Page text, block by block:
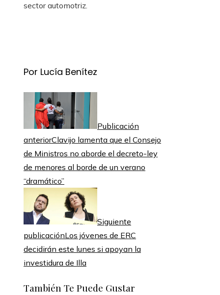
sector automotriz.
Por Lucía Benítez
Publicación
anteriorClavijo lamenta que el Consejo
de Ministros no aborde el decreto-ley
de menores al borde de un verano
“dramático”
Siguiente
publicaciónLos jóvenes de ERC
decidirán este lunes si apoyan la
investidura de Illa
También Te Puede Gustar